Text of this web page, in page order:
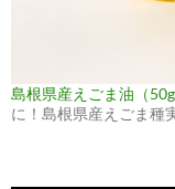
島根県産えごま油（50g
に！島根県産えごま種